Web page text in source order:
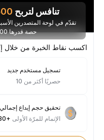
تنافس لتربح
حصة قدرها 2,500 USDT كل أسبوع.
اكسب نقاط الخبرة من خلال
تسجيل مستخدم جديد
حصريًا أكثر من 10
الإتمام للمرّة الأولى+30